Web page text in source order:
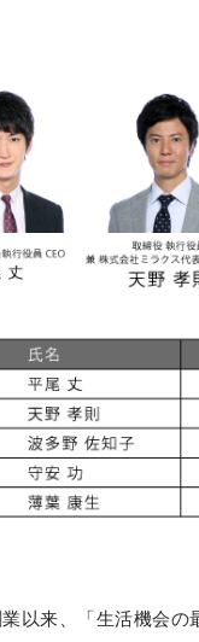
以来、「生活機会の